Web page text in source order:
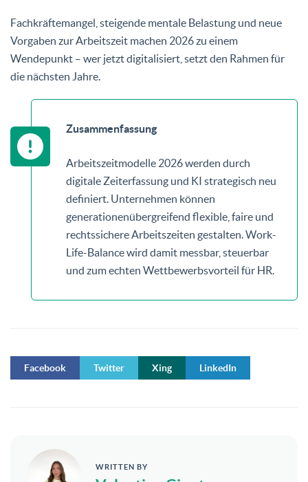
Fachkräftemangel, steigende mentale Belastung und neue
Vorgaben zur Arbeitszeit machen 2026 zu einem
Wendepunkt – wer jetzt digitalisiert, setzt den Rahmen für
die nächsten Jahre.
Zusammenfassung
Arbeitszeitmodelle 2026 werden durch
digitale Zeiterfassung und KI strategisch neu
definiert. Unternehmen können
generationenübergreifend flexible, faire und
rechtssichere Arbeitszeiten gestalten. Work-
Life-Balance wird damit messbar, steuerbar
und zum echten Wettbewerbsvorteil für HR.
Facebook Twitter Xing LinkedIn
WRITTEN BY